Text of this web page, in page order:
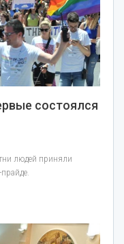
состоялся
людей приняли